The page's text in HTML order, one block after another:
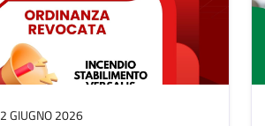
GIUGNO 2026